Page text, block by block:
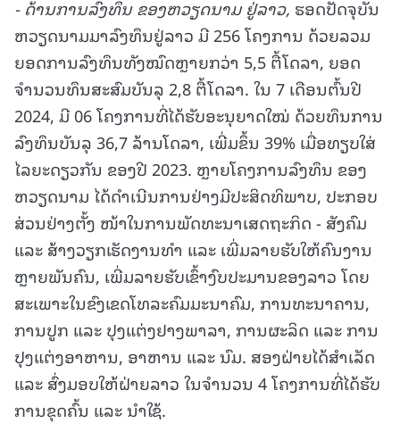
- ດ້ານການລົງທຶນ ຂອງຫວຽດນາມ ຢູ່ລາວ, ຮອດປັດຈຸບັນ
ຫວຽດນາມມາລົງທຶນຢູ່ລາວ ມີ 256 ໂຄງການ ດ້ວຍລວມ
ຍອດການລົງທຶນທັງໝົດຫຼາຍກວ່າ 5,5 ຕື້ໂດລາ, ຍອດ
ຈຳນວນທຶນສະສົມບັນລຸ 2,8 ຕື້ໂດລາ. ໃນ 7 ເດືອນຕົ້ນປີ
2024, ມີ 06 ໂຄງການທີ່ໄດ້ຮັບອະນຸຍາດໃໝ່ ດ້ວຍທຶນການ
ລົງທຶນບັນລຸ 36,7 ລ້ານໂດລາ, ເພີ່ມຂຶ້ນ 39% ເມື່ອທຽບໃສ່
ໄລຍະດຽວກັນ ຂອງປີ 2023. ຫຼາຍໂຄງການລົງທຶນ ຂອງ
ຫວຽດນາມ ໄດ້ດໍາເນີນການຢ່າງມີປະສິດທິພາບ, ປະກອບ
ສ່ວນຢ່າງຕັ້ງ ໜ້າໃນການພັດທະນາເສດຖະກິດ - ສັງຄົມ
ແລະ ສ້າງວຽກເຮັດງານທຳ ແລະ ເພີ່ມລາຍຮັບໃຫ້ຄົນງານ
ຫຼາຍພັນຄົນ, ເພີ່ມລາຍຮັບເຂົ້າງົບປະມານຂອງລາວ ໂດຍ
ສະເພາະໃນຂົງເຂດໂທລະຄົມມະນາຄົມ, ການທະນາຄານ,
ການປູກ ແລະ ປຸງແຕ່ງຢາງພາລາ, ການຜະລິດ ແລະ ການ
ປຸງແຕ່ງອາຫານ, ອາຫານ ແລະ ນົມ. ສອງຝ່າຍໄດ້ສຳເລັດ
ແລະ ສົ່ງມອບໃຫ້ຝ່າຍລາວ ໃນຈໍານວນ 4 ໂຄງການທີ່ໄດ້ຮັບ
ການຂຸດຄົ້ນ ແລະ ນຳໃຊ້.